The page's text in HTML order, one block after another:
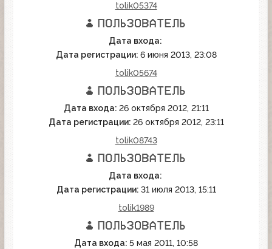
tolik05374
Дата входа:
Дата регистрации: 6 июня 2013, 23:08
tolik05674
Дата входа: 26 октября 2012, 21:11
Дата регистрации: 26 октября 2012, 23:11
tolik08743
Дата входа:
Дата регистрации: 31 июля 2013, 15:11
tolik1989
Дата входа: 5 мая 2011, 10:58